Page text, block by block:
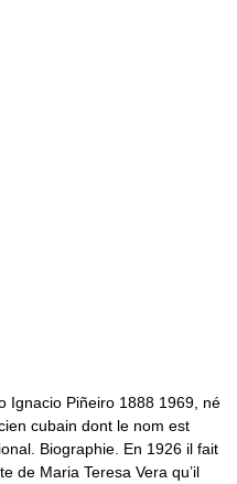
Ignacio Piñeiro 1888 1969, né
cubain dont le nom est
Biographie. En 1926 il fait
de Maria Teresa Vera qu’il